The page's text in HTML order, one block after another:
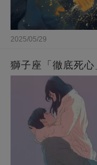
2025/05/29
獅子座「徹底死